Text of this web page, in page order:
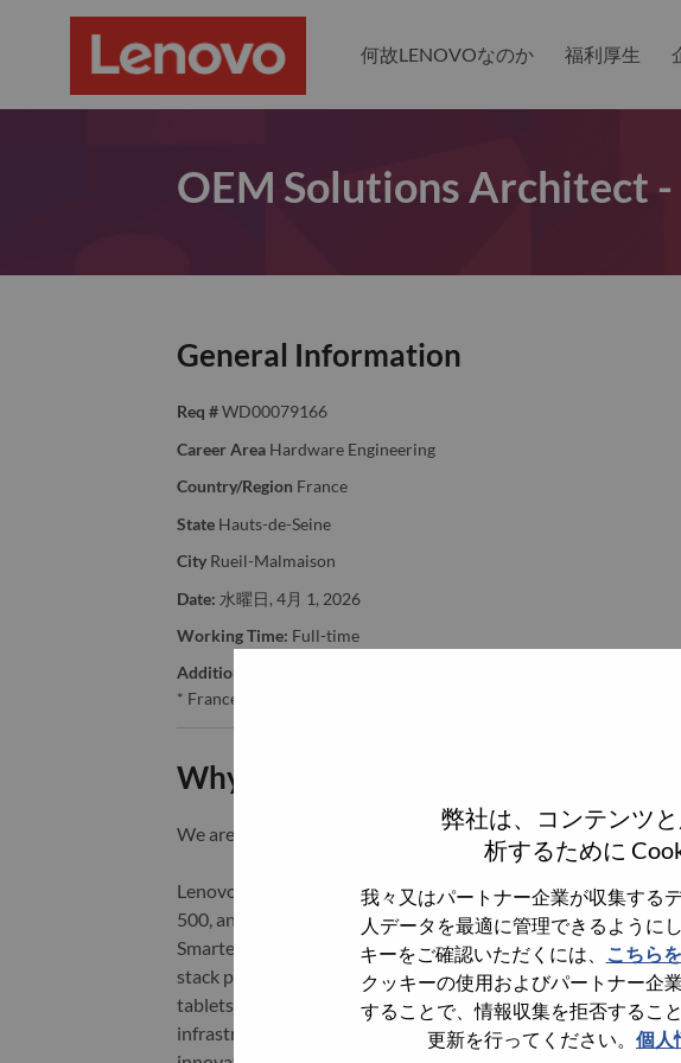
弊社は、コンテンツ
析するために
我々又はパートナー企業が収集する
人データを最適に管理できるように
キーをご確認いただくには、
こちら
クッキーの使用およびパートナー企
することで、情報収集を拒否するこ
更新を行ってください。 個人
何故LENOVOなのか 福利厚生
OEM Solutions Architect -
General Information
Req # WD00079166
Career Area Hardware Engineering
Country/Region France
State Hauts-de-Seine
City Rueil-Malmaison
Date: 水曜日, 4月 1, 2026
Working Time: Full-time
Additional Locations
* France - Hauts-de-Seine - Rueil-Malmaison
Why Work at Lenovo
We are Lenovo. We do what we say. We own what we do.
Lenovo is a US$83 billion revenue global technology
500, and serving millions of customers every day in 180
Smarter Technology for All, Lenovo has built on its success
stack portfolio of AI-enabled, AI-ready, and AI-optimized
tablets), infrastructure (server, storage, edge, high
infrastructure), software, solutions, and services. Lenovo’s